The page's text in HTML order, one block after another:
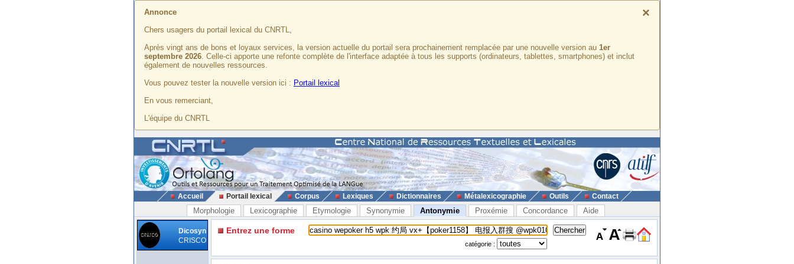
×
Annonce
Chers usagers du portail lexical du CNRTL,
Après vingt ans de bons et loyaux services, la version actuelle du portail sera prochainement remplacée par une nouvelle version au 1er
septembre 2026. Celle-ci apporte une refonte complète de l'interface adaptée à tous les supports (ordinateurs, tablettes, smartphones) et inclut
également de nouvelles ressources.
Vous pouvez tester la nouvelle version ici : Portail lexical
En vous remerciant,
L'équipe du CNRTL
Accueil Portail lexical Corpus Lexiques Dictionnaires Métalexicographie Outils Contact
Morphologie Lexicographie Etymologie Synonymie Antonymie Proxémie Concordance Aide
Dicosyn
CRISCO
Entrez une forme
catégorie :